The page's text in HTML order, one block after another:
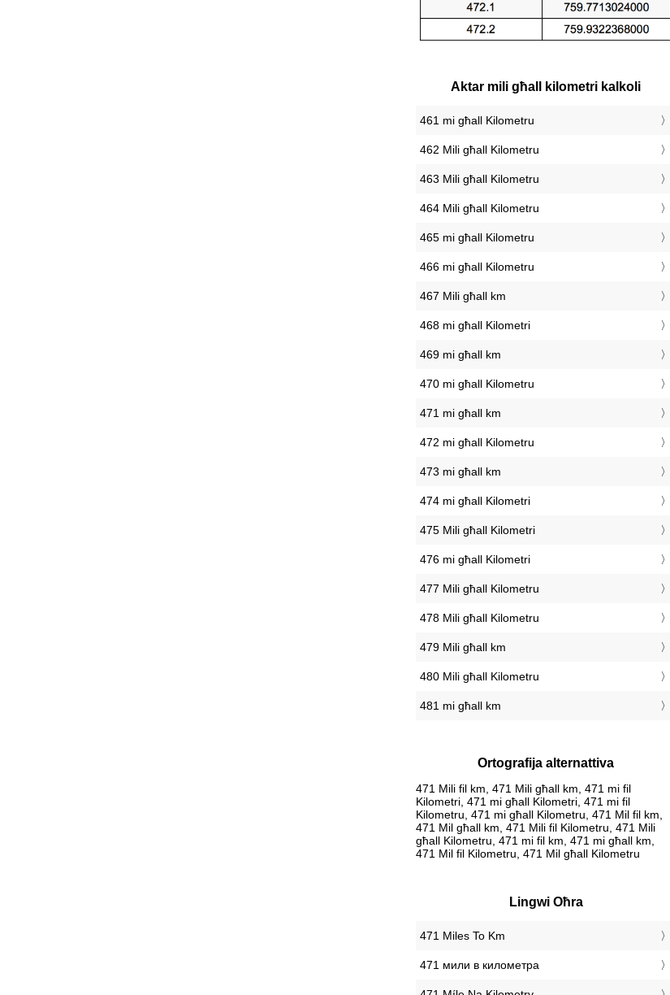
Aktar mili għall kilometri kalkoli
461 mi għall Kilometru
462 Mili għall Kilometru
463 Mili għall Kilometru
464 Mili għall Kilometru
465 mi għall Kilometru
466 mi għall Kilometru
467 Mili għall km
468 mi għall Kilometri
469 mi għall km
470 mi għall Kilometru
471 mi għall km
472 mi għall Kilometru
473 mi għall km
474 mi għall Kilometri
475 Mili għall Kilometri
476 mi għall Kilometri
477 Mili għall Kilometru
478 Mili għall Kilometru
479 Mili għall km
480 Mili għall Kilometru
481 mi għall km
Ortografija alternattiva
471 Mili fil km, 471 Mili għall km, 471 mi fil
Kilometri, 471 mi għall Kilometri, 471 mi fil
Kilometru, 471 mi għall Kilometru, 471 Mil fil km,
471 Mil għall km, 471 Mili fil Kilometru, 471 Mili
għall Kilometru, 471 mi fil km, 471 mi għall km,
471 Mil fil Kilometru, 471 Mil għall Kilometru
Lingwi Oħra
‎471 Miles To Km
‎471 мили в километра